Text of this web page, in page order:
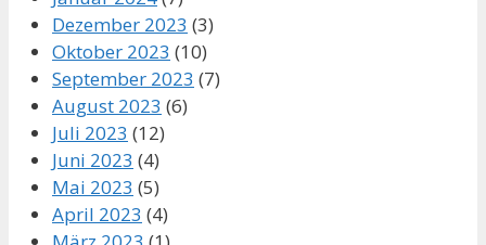
Dezember 2023 (3)
Oktober 2023 (10)
September 2023 (7)
August 2023 (6)
Juli 2023 (12)
Juni 2023 (4)
Mai 2023 (5)
April 2023 (4)